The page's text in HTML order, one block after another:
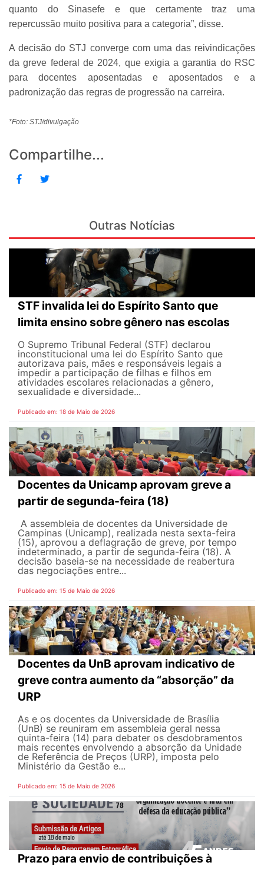
quanto do Sinasefe e que certamente traz uma
repercussão muito positiva para a categoria”, disse.
A decisão do STJ converge com uma das reivindicações
da greve federal de 2024, que exigia a garantia do RSC
para docentes aposentadas e aposentados e a
padronização das regras de progressão na carreira.
*Foto: STJ/divulgação
Compartilhe...
Outras Notícias
STF invalida lei do Espírito Santo que
limita ensino sobre gênero nas escolas
O Supremo Tribunal Federal (STF) declarou
inconstitucional uma lei do Espírito Santo que
autorizava pais, mães e responsáveis legais ​​a
impedir a participação de filhas e filhos em
atividades escolares relacionadas a gênero,
sexualidade e diversidade...
Publicado em: 18 de Maio de 2026
Docentes da Unicamp aprovam greve a
partir de segunda-feira (18)
A assembleia de docentes da Universidade de
Campinas (Unicamp), realizada nesta sexta-feira
(15), aprovou a deflagração de greve, por tempo
indeterminado, a partir de segunda-feira (18). A
decisão baseia-se na necessidade de reabertura
das negociações entre...
Publicado em: 15 de Maio de 2026
Docentes da UnB aprovam indicativo de
greve contra aumento da “absorção” da
URP
As e os docentes da Universidade de Brasília
(UnB) se reuniram em assembleia geral nessa
quinta-feira (14) para debater os desdobramentos
mais recentes envolvendo a absorção da Unidade
de Referência de Preços (URP), imposta pelo
Ministério da Gestão e...
Publicado em: 15 de Maio de 2026
Prazo para envio de contribuições à